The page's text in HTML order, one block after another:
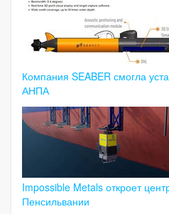
Компания SEABER смогла
АНПА
Impossible Metals откроет
Пенсильвании